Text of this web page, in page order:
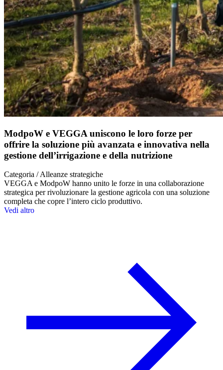
ModpoW e VEGGA uniscono le loro forze per
offrire la soluzione più avanzata e innovativa nella
gestione dell’irrigazione e della nutrizione
Categoria / Alleanze strategiche
VEGGA e ModpoW hanno unito le forze in una collaborazione
strategica per rivoluzionare la gestione agricola con una soluzione
completa che copre l’intero ciclo produttivo.
Vedi altro